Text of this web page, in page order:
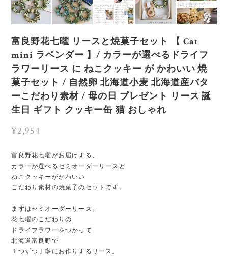
富良野花七曜 リースと焼菓子セット 【 Cat
mini ラベンダー 】/ カラーが選べるドライフ
ラワーリース に ねこクッキー が かわいい 焼
菓子セット / 自然卵 北海道小麦 北海道産バタ
ーこだわり素材 / 母の日 プレゼント リース 誕
生日 ギフト クッキー缶 猫 おしゃれ
¥2,954
富良野花七曜がお届けする、
カラーが選べるセミオーダーリースと
ねこクッキーがかわいい
こだわり素材の焼菓子のセットです。
まずはセミオーダーリース。
花七曜のこだわりの
ドライフラワーをつかって
北海道富良野で
１つずつ丁寧にお作りするリース。